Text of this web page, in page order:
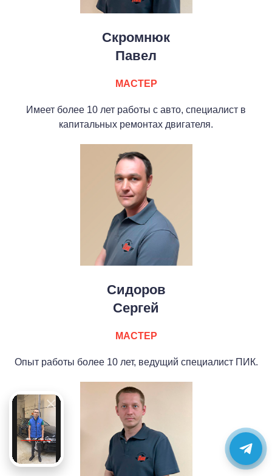
Скромнюк
Павел
МАСТЕР
Имеет более 10 лет работы с авто, специалист в
капитальных ремонтах двигателя.
Сидоров
Сергей
МАСТЕР
Опыт работы более 10 лет, ведущий специалист ПИК.